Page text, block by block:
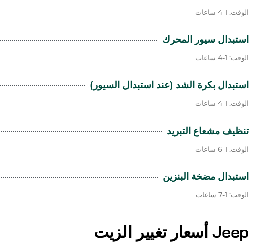
الوقت: 1-4 ساعات
استبدال سيور المحرك
الوقت: 1-4 ساعات
استبدال بكرة الشد (عند استبدال السيور)
الوقت: 1-4 ساعات
تنظيف مشعاع التبريد
الوقت: 1-6 ساعات
استبدال مضخة البنزين
الوقت: 1-7 ساعات
Jeepأسعار تغيير الزيت